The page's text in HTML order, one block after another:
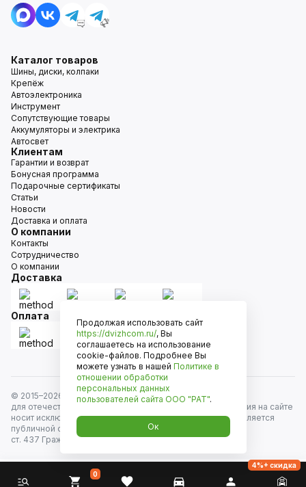
Каталог товаров
Шины, диски, колпаки
Крепёж
Автоэлектроника
Инструмент
Сопутствующие товары
Аккумуляторы и электрика
Автосвет
Клиентам
Гарантии и возврат
Бонусная программа
Подарочные сертификаты
Статьи
Новости
Доставка и оплата
О компании
Контакты
Сотрудничество
О компании
Доставка
Оплата
© 2015–2026
Движком — сеть магазинов автозапчастей
для отечественных автомобилей и иномарок. Информация на сайте
носит исключительно информационный характер и не является
публичной офертой, определяемой положениями
ст. 437 Гражданского кодекса РФ. Все права защищены.
0
4%+ скидка
Продолжая использовать сайт
https://dvizhcom.ru/, Вы
соглашаетесь на использование
cookie-файлов. Подробнее Вы
можете узнать в нашей Политике в
отношении обработки
персональных данных
пользователей сайта ООО "РАТ".
Ок